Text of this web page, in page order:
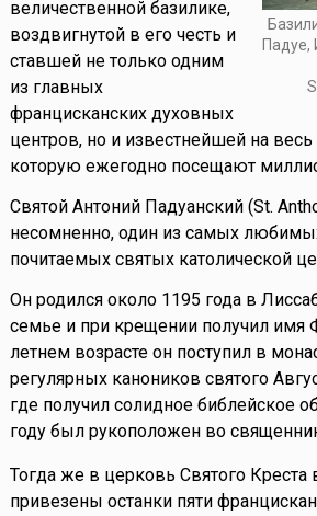
Падуе,
величественной базилике,
воздвигнутой в его честь и
ставшей не только одним
из главных
францисканских духовных
центров, но и известнейшей на
которую ежегодно посещают
Святой Антоний Падуанский (St.
несомненно, один из самых
почитаемых святых католической
Он родился около 1195 года в
семье и при крещении получил имя
летнем возрасте он поступил в
регулярных каноников святого
где получил солидное библейское
году был рукоположен во
Тогда же в церковь Святого
привезены останки пяти